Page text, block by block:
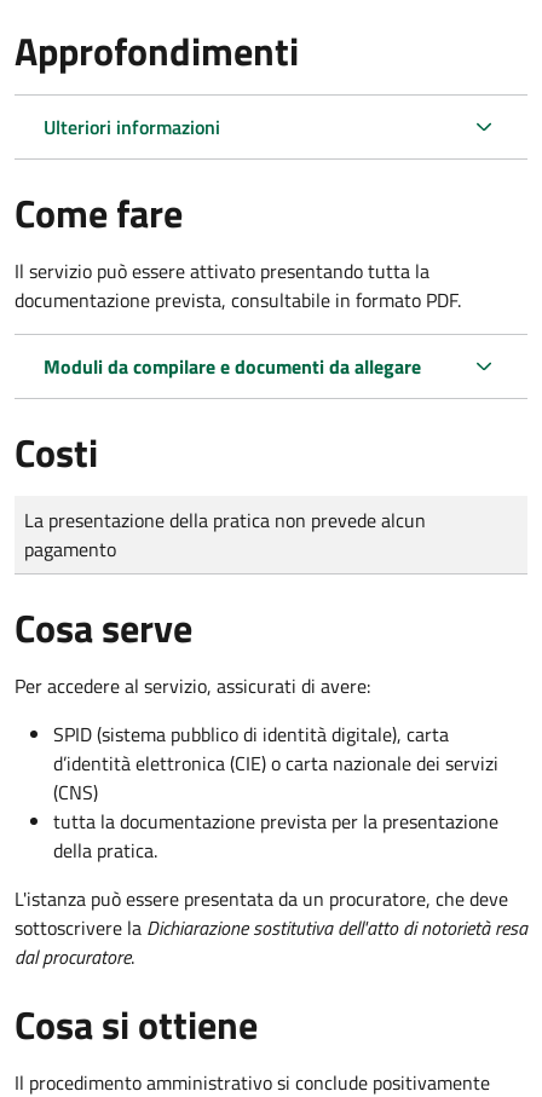
Approfondimenti
Ulteriori informazioni
Come fare
Il servizio può essere attivato presentando tutta la
documentazione prevista, consultabile in formato PDF.
Moduli da compilare e documenti da allegare
Costi
Tipo di pagamento
Importo
La presentazione della pratica non prevede alcun
pagamento
Cosa serve
Per accedere al servizio, assicurati di avere:
SPID (sistema pubblico di identità digitale), carta
d’identità elettronica (CIE) o carta nazionale dei servizi
(CNS)
tutta la documentazione prevista per la presentazione
della pratica.
L'istanza può essere presentata da un procuratore, che deve
sottoscrivere la Dichiarazione sostitutiva dell'atto di notorietà resa
dal procuratore.
Cosa si ottiene
Il procedimento amministrativo si conclude positivamente